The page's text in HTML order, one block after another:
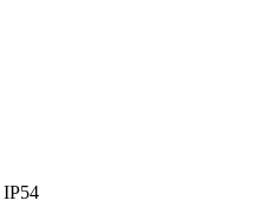
IP54